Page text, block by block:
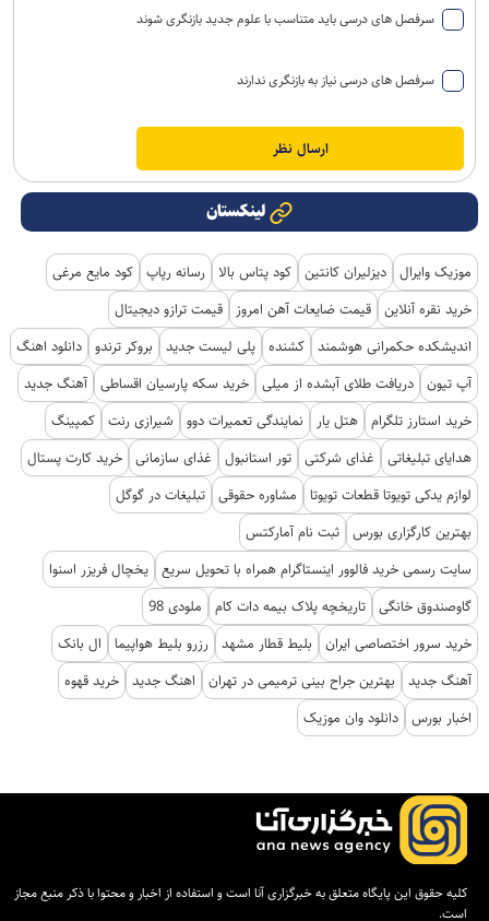
سرفصل های درسی باید متناسب با علوم جدید بازنگری شوند
سرفصل های درسی نیاز به بازنگری ندارند
لینکستان
موزیک وایرال دیزلیران کانتین کود پتاس بالا رسانه رپاپ کود مایع مرغی
خرید نقره آنلاین قیمت ضایعات آهن امروز
قیمت ترازو دیجیتال
اندیشکده حکمرانی هوشمند کشنده پلی لیست جدید بروکر ترندو دانلود اهنگ
آپ تیون دریافت طلای آبشده از میلی خرید سکه پارسیان اقساطی آهنگ جدید
خرید استارز تلگرام هتل یار نمایندگی تعمیرات دوو شیرازی رنت کمپینگ
هدایای تبلیغاتی
غذای شرکتی تور استانبول غذای سازمانی خرید کارت پستال
لوازم یدکی تویوتا قطعات تویوتا
مشاوره حقوقی تبلیغات در گوگل
بهترین کارگزاری بورس ثبت نام آمارکتس
سایت رسمی خرید فالوور اینستاگرام همراه با تحویل سریع یخچال فریزر اسنوا
گاوصندوق خانگی تاریخچه پلاک بیمه دات کام
ملودی 98
خرید سرور اختصاصی ایران
بلیط قطار مشهد رزرو بلیط هواپیما
ال بانک
آهنگ جدید
بهترین جراح بینی ترمیمی در تهران اهنگ جدید خرید قهوه
اخبار بورس دانلود وان موزیک
کلیه حقوق این پایگاه متعلق به خبرگزاری آنا است و استفاده از اخبار و محتوا با ذکر منبع مجاز
است.